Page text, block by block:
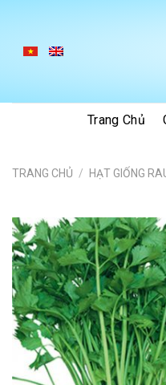
content
Trang Chủ
TRANG CHỦ / HẠT GIỐNG